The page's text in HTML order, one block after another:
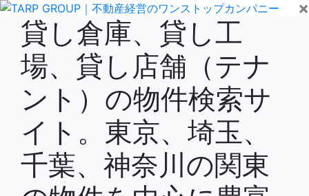
×
貸し倉庫、貸し工
場、貸し店舗（テナ
ント）の物件検索サ
イト。東京、埼玉、
千葉、神奈川の関東